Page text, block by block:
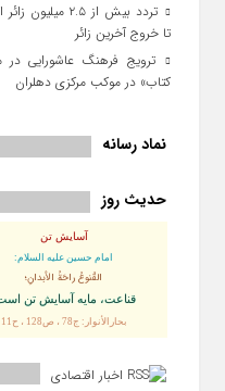
تردد بیش از
تا خروج آخرین زائر
ترویج فرهنگ عاشورایی در
کتاب» در موکب مرکزی دهلران
نماد رسانه
حدیث روز
آسایش تن
امام حسین علیه السلام:
القُنوعُ راحَةُ الأبدانِ؛
قناعت، مايه آسايش تن
بحارالأنوار: ج78 ، ص128 ، ح11
اخبار اقتصادی